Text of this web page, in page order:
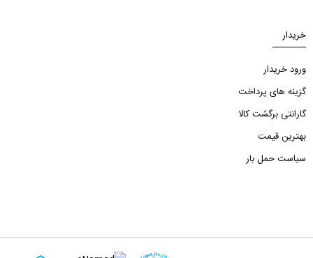
خریدار
ورود خریدار
گزینه های پرداخت
گارانتی برگشت کالا
بهترین قیمت
سیاست حمل بار